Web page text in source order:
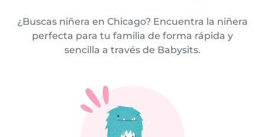
¿Buscas niñera en Chicago? Encuentra la niñera
perfecta para tu familia de forma rápida y
sencilla a través de Babysits.